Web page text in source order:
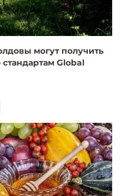
могут получить
Global